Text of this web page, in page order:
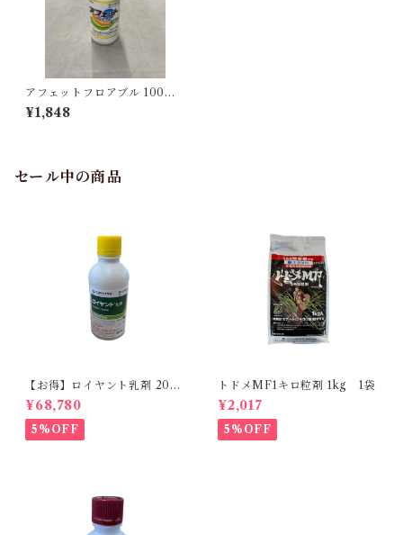
アフェットフロアブル 100ml
1本
¥1,848
セール中の商品
【お得】ロイヤント乳剤 200
ml 【1箱】20本入
¥68,780
5%OFF
トドメMF1キロ粒剤 1kg 1袋
¥2,017
5%OFF